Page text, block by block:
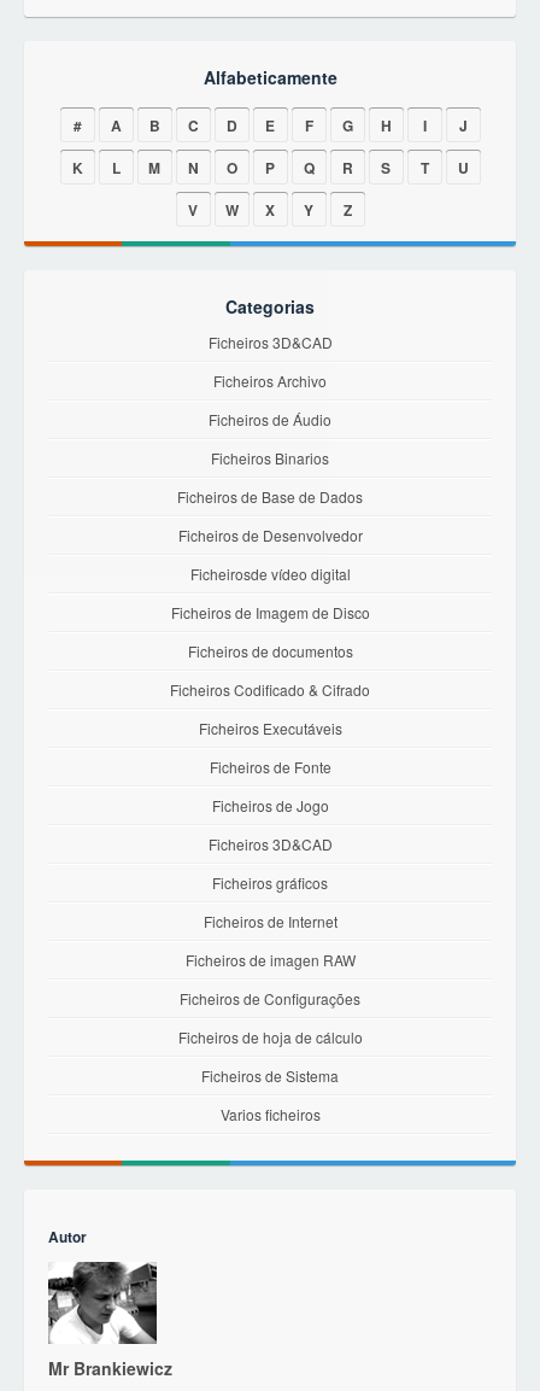
Alfabeticamente
# A B C D E F G H I
J
K
L M N O P Q R S T
U
V
W X Y Z
Categorias
Ficheiros 3D&CAD
Ficheiros Archivo
Ficheiros de Áudio
Ficheiros Binarios
Ficheiros de Base de Dados
Ficheiros de Desenvolvedor
Ficheirosde vídeo digital
Ficheiros de Imagem de Disco
Ficheiros de documentos
Ficheiros Codificado & Cifrado
Ficheiros Executáveis
Ficheiros de Fonte
Ficheiros de Jogo
Ficheiros 3D&CAD
Ficheiros gráficos
Ficheiros de Internet
Ficheiros de imagen RAW
Ficheiros de Configurações
Ficheiros de hoja de cálculo
Ficheiros de Sistema
Varios ficheiros
Autor
Mr Brankiewicz